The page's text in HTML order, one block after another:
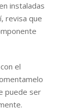
instaladas
revisa que
el
puede ser